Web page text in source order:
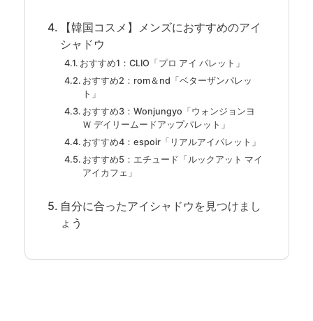
【韓国コスメ】メンズにおすすめのアイ
シャドウ
おすすめ1：CLIO「プロ アイ パレット」
おすすめ2：rom＆nd「ベターザンパレッ
ト」
おすすめ3：Wonjungyo「ウォンジョンヨ
Ｗ デイリームードアップパレット」
おすすめ4：espoir「リアルアイパレット」
おすすめ5：エチュード「ルックアット マイ
アイカフェ」
自分に合ったアイシャドウを見つけまし
ょう